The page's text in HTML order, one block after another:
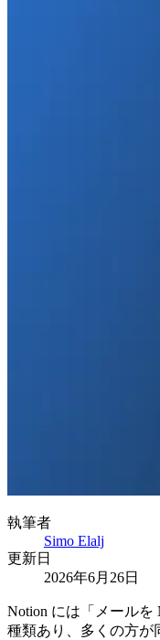
執筆者
Simo Elalj
更新日
2026年6月26日
Notion には「メールを
種類あり、多くの方が